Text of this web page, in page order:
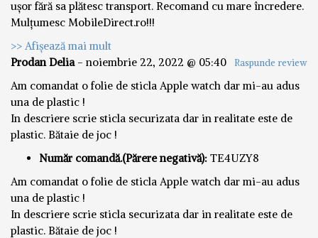
ușor fără sa plătesc transport. Recomand cu mare încredere.
Mulțumesc MobileDirect.ro!!!
>> Afișează mai mult
Prodan Delia- noiembrie 22, 2022 @ 05:40 Raspunde review
Am comandat o folie de sticla Apple watch dar mi-au adus
una de plastic !
In descriere scrie sticla securizata dar in realitate este de
plastic. Bătaie de joc !
Număr comandă.(Părere negativă): TE4UZY8
Am comandat o folie de sticla Apple watch dar mi-au adus
una de plastic !
In descriere scrie sticla securizata dar in realitate este de
plastic. Bătaie de joc !